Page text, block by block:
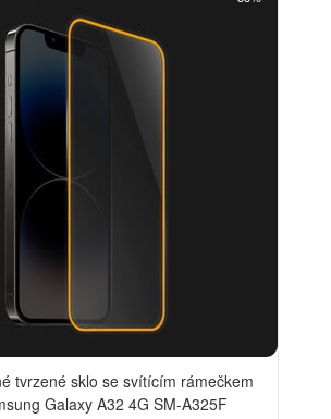
tvrzené sklo se svítícím rámečkem
Galaxy A32 4G SM-A325F